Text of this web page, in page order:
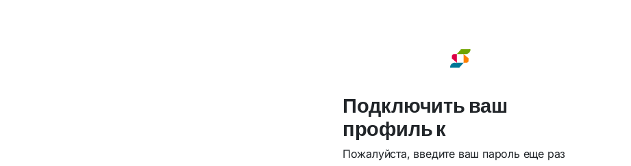
Подключить ваш
профиль к
Пожалуйста, введите ваш пароль еще раз